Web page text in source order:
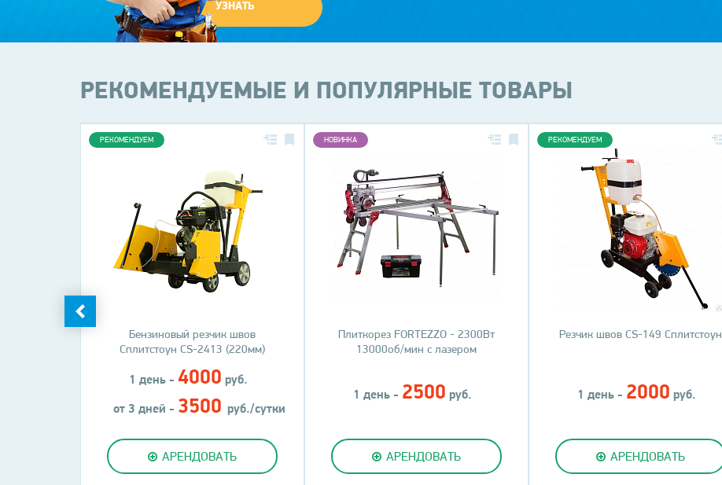
УЗНАТЬ
РЕКОМЕНДУЕМЫЕ И ПОПУЛЯРНЫЕ ТОВАРЫ
Бензиновый резчик швов
Сплитстоун CS-2413 (220мм)
1 день - 4000 руб.
от 3 дней - 3500 руб./сутки
АРЕНДОВАТЬ
РЕКОМЕНДУЕМ
Плиткорез FORTEZZO - 2300Вт
13000об/мин с лазером
1 день - 2500 руб.
АРЕНДОВАТЬ
НОВИНКА
Резчик швов CS-149 Сплитстоун
1 день - 2000 руб.
АРЕНДОВАТЬ
РЕКОМЕНДУЕМ